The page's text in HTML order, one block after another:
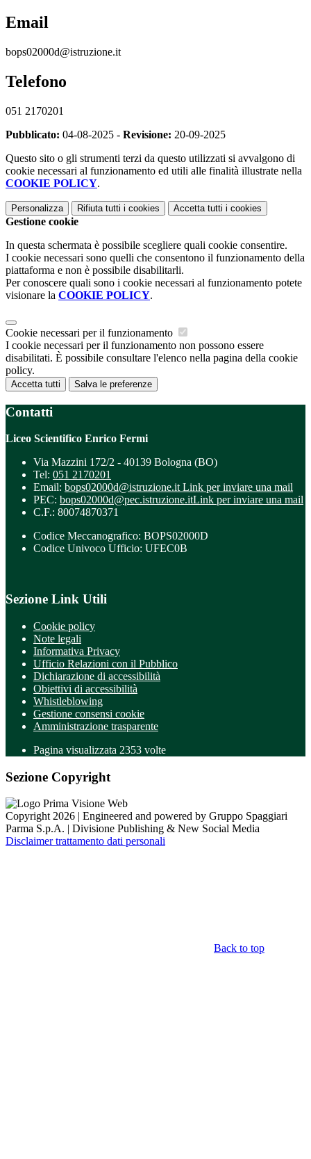
Email
bops02000d@istruzione.it
Telefono
051 2170201
Pubblicato: 04-08-2025 - Revisione: 20-09-2025
Questo sito o gli strumenti terzi da questo utilizzati si avvalgono di
cookie necessari al funzionamento ed utili alle finalità illustrate nella
COOKIE POLICY.
Personalizza Rifiuta tutti i cookies Accetta tutti i cookies
Gestione cookie
In questa schermata è possibile scegliere quali cookie consentire.
I cookie necessari sono quelli che consentono il funzionamento della
piattaforma e non è possibile disabilitarli.
Per conoscere quali sono i cookie necessari al funzionamento potete
visionare la COOKIE POLICY.
Cookie necessari per il funzionamento
I cookie necessari per il funzionamento non possono essere
disabilitati. È possibile consultare l'elenco nella pagina della cookie
policy.
Accetta tutti Salva le preferenze
Contatti
Liceo Scientifico Enrico Fermi
Via Mazzini 172/2 - 40139 Bologna (BO)
Tel: 051 2170201
Email: bops02000d@istruzione.it Link per inviare una mail
PEC: bops02000d@pec.istruzione.itLink per inviare una mail
C.F.: 80074870371
Codice Meccanografico: BOPS02000D
Codice Univoco Ufficio: UFEC0B
Sezione Link Utili
Cookie policy
Note legali
Informativa Privacy
Ufficio Relazioni con il Pubblico
Dichiarazione di accessibilità
Obiettivi di accessibilità
Whistleblowing
Gestione consensi cookie
Amministrazione trasparente
Pagina visualizzata 2353 volte
Sezione Copyright
Copyright 2026 | Engineered and powered by Gruppo Spaggiari
Parma S.p.A. | Divisione Publishing & New Social Media
Disclaimer trattamento dati personali
Back to top